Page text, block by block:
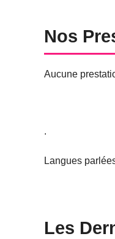
Nos
Aucune
.
Langues
Les